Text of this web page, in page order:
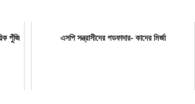
পুঁজি
এসপি সন্ত্রাসীদের গডফাদার- কাদের মির্জা